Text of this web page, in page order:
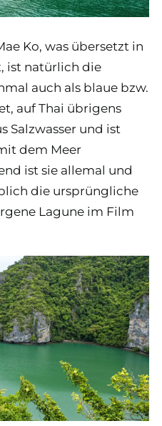
Ko, was übersetzt in
ist natürlich die
auch als blaue bzw.
auf Thai übrigens
Salzwasser und ist
dem Meer
ist sie allemal und
die ursprüngliche
Lagune im Film